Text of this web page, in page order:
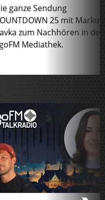
ganze Sendung
25 mit Markus
zum Nachhören in der
Mediathek.